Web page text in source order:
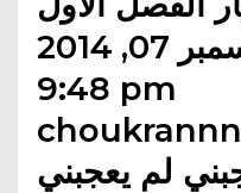
التميمي الأحد ديسمبر 07, 2014
9:48 pm
لم يعجبني